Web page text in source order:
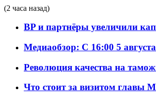
(2 часа назад)
BP и партнёры увеличили
Медиаобзор: С 16:00 5
Революция качества на
Что стоит за визитом главы